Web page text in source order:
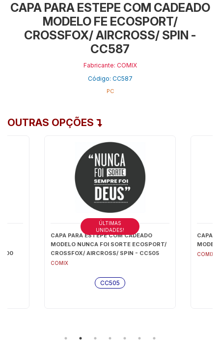
CAPA PARA ESTEPE COM CADEADO
MODELO FE ECOSPORT/
CROSSFOX/ AIRCROSS/ SPIN -
CC587
Fabricante: COMIX
Código: CC587
PC
OUTRAS OPÇÕES
CAPA PARA ESTEPE COM CADEADO
MODELO NUNCA FOI SORTE ECOSPORT/
CROSSFOX/ AIRCROSS/ SPIN - CC505
COMIX
ÚLTIMAS
UNIDADES!
CC505
CAPA
COMIX